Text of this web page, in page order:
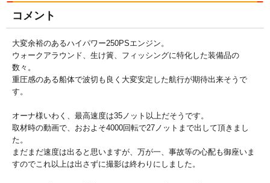
コメント
大変余裕のあるハイパワー250PSエンジン。
ウォークアラウンド、生け簀、フィッシングに特化した装備品の
数々。
重圧感のある船体で波切も良く大変安定した航行が期待出来そうで
す。
オーナ様いわく、最高速度は35ノット以上だそうです。
取材時の動画で、おおよそ4000回転で27ノットまで出して頂きまし
た。
まだまだ速度は出ると思いますが、万が一、事故等の心配も御座いま
すのでこれ以上は出さずに撮影は終わりにしました。